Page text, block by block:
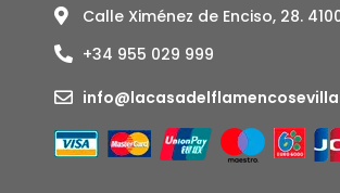
Calle Ximénez de Enciso, 28.
+34 955 029 999